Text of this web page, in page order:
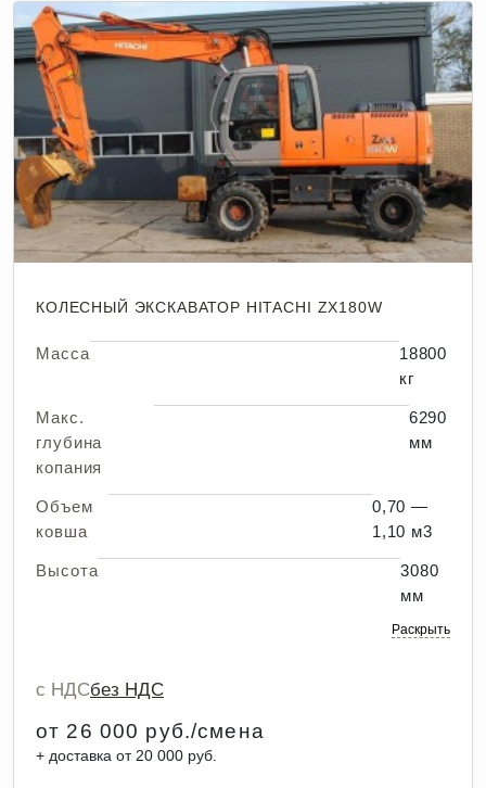
КОЛЕСНЫЙ ЭКСКАВАТОР HITACHI ZX180W
Масса
18800
кг
Макс.
глубина
копания
6290
мм
Объем
ковша
0,70 —
1,10 м3
Высота
3080
мм
Раскрыть
с НДСбез НДС
от 26 000 руб./смена
+ доставка от 20 000 руб.